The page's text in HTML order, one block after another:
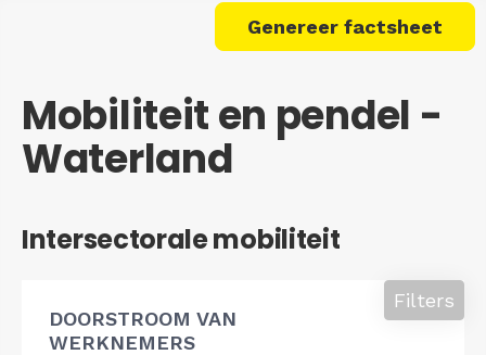
Genereer factsheet
Mobiliteit en pendel -
Waterland
Intersectorale mobiliteit
DOORSTROOM VAN
WERKNEMERS
Filters